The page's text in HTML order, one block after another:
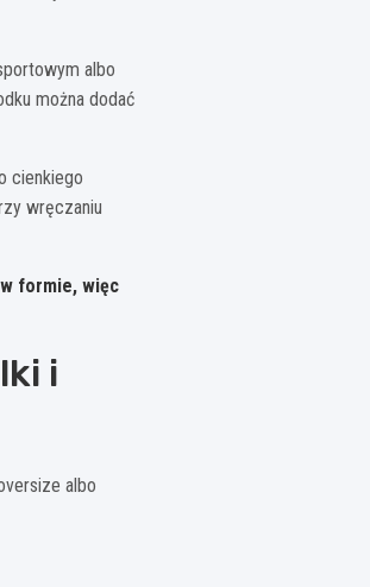
albo
można dodać
cienkiego
wręczaniu
formie, więc
i
albo